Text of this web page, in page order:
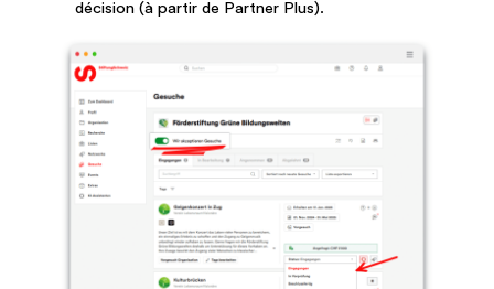
décision (à partir de Partner Plus).